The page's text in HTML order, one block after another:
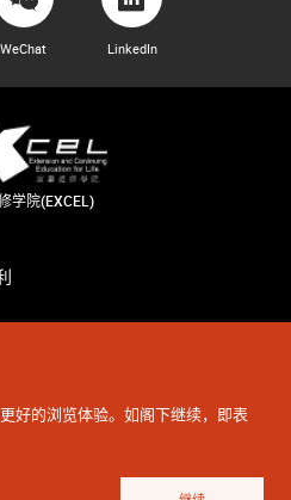
好的浏览体验。如阁下继续，即表
WeChat LinkedIn
学院(EXCEL)